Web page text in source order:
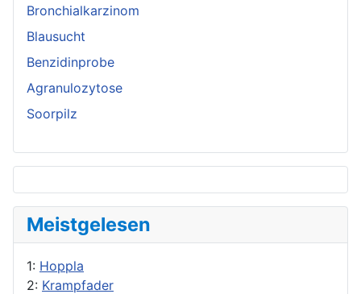
Bronchialkarzinom
Blausucht
Benzidinprobe
Agranulozytose
Soorpilz
Meistgelesen
1: Hoppla
2: Krampfader